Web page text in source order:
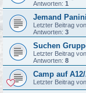
Antworten: 1
Jemand
Letzter Beitrag von
Antworten: 3
Suchen
Letzter Beitrag von
Antworten: 8
Camp auf
Letzter Beitrag von